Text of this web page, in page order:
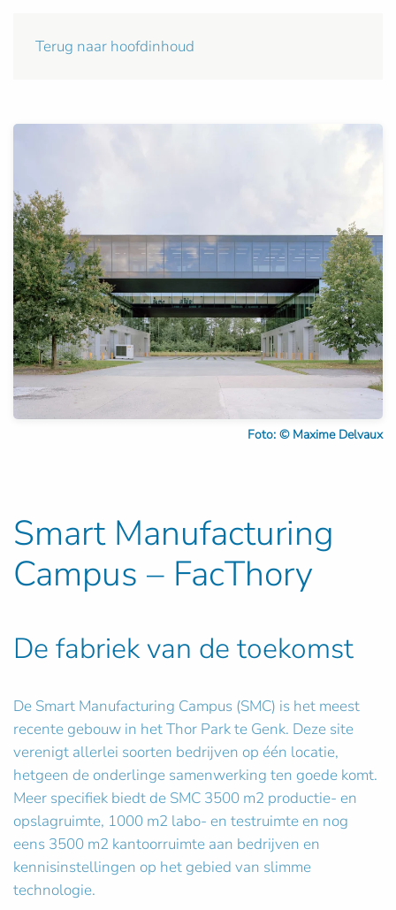
Terug naar hoofdinhoud
Foto: © Maxime Delvaux
Smart Manufacturing
Campus – FacThory
De fabriek van de toekomst
De Smart Manufacturing Campus (SMC) is het meest
recente gebouw in het Thor Park te Genk. Deze site
verenigt allerlei soorten bedrijven op één locatie,
hetgeen de onderlinge samenwerking ten goede komt.
Meer specifiek biedt de SMC 3500 m2 productie- en
opslagruimte, 1000 m2 labo- en testruimte en nog
eens 3500 m2 kantoorruimte aan bedrijven en
kennisinstellingen op het gebied van slimme
technologie.